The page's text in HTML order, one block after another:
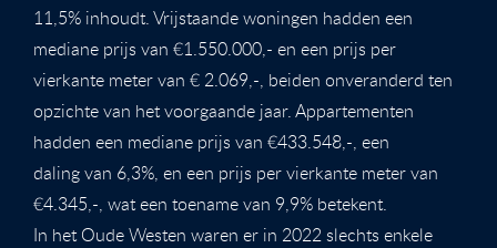
11,5% inhoudt. Vrijstaande woningen hadden een
mediane prijs van €1.550.000,- en een prijs per
vierkante meter van € 2.069,-, beiden onveranderd ten
opzichte van het voorgaande jaar. Appartementen
hadden een mediane prijs van €433.548,-, een
daling van 6,3%, en een prijs per vierkante meter van
€4.345,-, wat een toename van 9,9% betekent.
In het Oude Westen waren er in 2022 slechts enkele